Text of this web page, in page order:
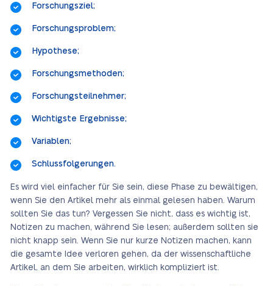
Forschungsziel;
Forschungsproblem;
Hypothese;
Forschungsmethoden;
Forschungsteilnehmer;
Wichtigste Ergebnisse;
Variablen;
Schlussfolgerungen.
Es wird viel einfacher für Sie sein, diese Phase zu bewältigen,
wenn Sie den Artikel mehr als einmal gelesen haben. Warum
sollten Sie das tun? Vergessen Sie nicht, dass es wichtig ist,
Notizen zu machen, während Sie lesen; außerdem sollten sie
nicht knapp sein. Wenn Sie nur kurze Notizen machen, kann
die gesamte Idee verloren gehen, da der wissenschaftliche
Artikel, an dem Sie arbeiten, wirklich kompliziert ist.